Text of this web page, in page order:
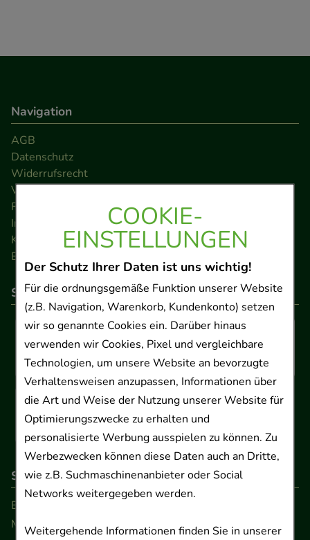
COOKIE-
EINSTELLUNGEN
Der Schutz Ihrer Daten ist uns wichtig!
Für die ordnungsgemäße Funktion unserer Website
(z.B. Navigation, Warenkorb, Kundenkonto) setzen
wir so genannte Cookies ein. Darüber hinaus
verwenden wir Cookies, Pixel und vergleichbare
Technologien, um unsere Website an bevorzugte
Verhaltensweisen anzupassen, Informationen über
die Art und Weise der Nutzung unserer Website für
Optimierungszwecke zu erhalten und
personalisierte Werbung ausspielen zu können. Zu
Werbezwecken können diese Daten auch an Dritte,
wie z.B. Suchmaschinenanbieter oder Social
Networks weitergegeben werden.
Weitergehende Informationen finden Sie in unserer
Navigation
AGB
Datenschutz
Widerrufsrecht
Versandkosten
FAQ
Impressum
Kontakt
Barrierefreiheitserklärung
So können Sie bezahlen
So erreichen Sie uns
Beratung und Kundenservice:
Montag - Freitag von 9.00 bis 17.00 Uhr